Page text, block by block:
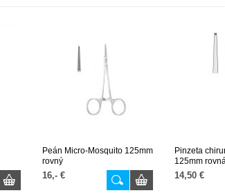
Peán Micro-Mosquito 125mm
rovný
16,- €
Pinzeta
125mm
14,50 €